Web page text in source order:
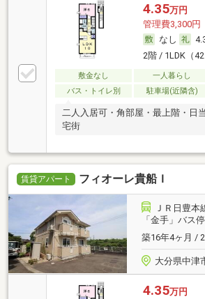
4.35万円
管理費3,300円
なし
2階 / 1LDK（
敷金なし 一人暮らし
バス・トイレ別
駐車場(近隣含)
二人入居可・角部屋・最上階・日
宅街
賃貸アパート フィオーレ貴船Ｉ
ＪＲ日豊
「金手」バス
築16年4ヶ月 /
大分県中津
4.35万円